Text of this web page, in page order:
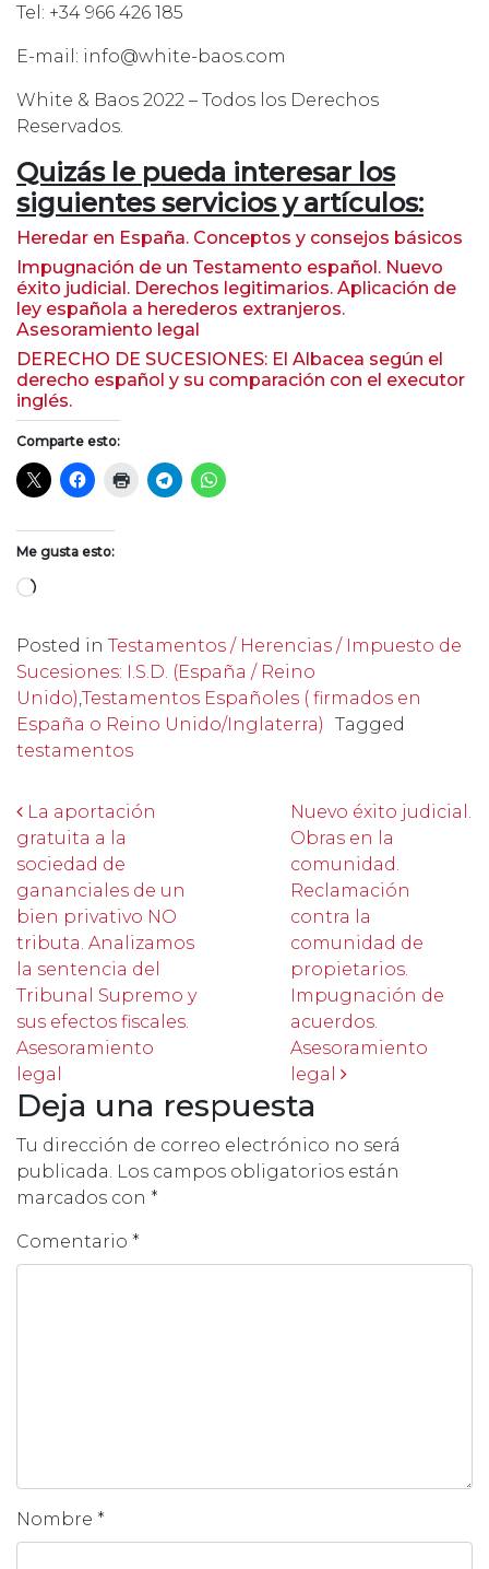
Tel: +34 966 426 185
E-mail: info@white-baos.com
White & Baos 2022 – Todos los Derechos
Reservados.
Quizás le pueda interesar los
siguientes servicios y artículos:
Heredar en España. Conceptos y consejos básicos
Impugnación de un Testamento español. Nuevo
éxito judicial. Derechos legitimarios. Aplicación de
ley española a herederos extranjeros.
Asesoramiento legal
DERECHO DE SUCESIONES: El Albacea según el
derecho español y su comparación con el executor
inglés.
Comparte esto:
Me gusta esto:
Cargando...
Posted in Testamentos / Herencias / Impuesto de
Sucesiones: I.S.D. (España / Reino
Unido) Testamentos Españoles ( firmados en
España o Reino Unido/Inglaterra)
Tagged
testamentos
Post navigation
La aportación
gratuita a la
sociedad de
gananciales de un
bien privativo NO
tributa. Analizamos
la sentencia del
Tribunal Supremo y
sus efectos fiscales.
Asesoramiento
legal
Nuevo éxito judicial.
Obras en la
comunidad.
Reclamación
contra la
comunidad de
propietarios.
Impugnación de
acuerdos.
Asesoramiento
legal
Deja una respuesta
Tu dirección de correo electrónico no será
publicada. Los campos obligatorios están
marcados con *
Comentario *
Nombre *